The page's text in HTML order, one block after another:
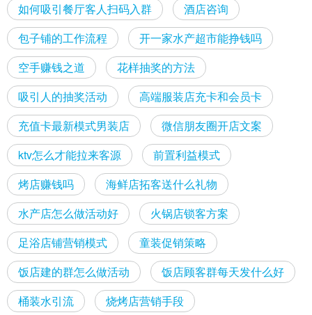
如何吸引餐厅客人扫码入群
酒店咨询
包子铺的工作流程
开一家水产超市能挣钱吗
空手赚钱之道
花样抽奖的方法
吸引人的抽奖活动
高端服装店充卡和会员卡
充值卡最新模式男装店
微信朋友圈开店文案
ktv怎么才能拉来客源
前置利益模式
烤店赚钱吗
海鲜店拓客送什么礼物
水产店怎么做活动好
火锅店锁客方案
足浴店铺营销模式
童装促销策略
饭店建的群怎么做活动
饭店顾客群每天发什么好
桶装水引流
烧烤店营销手段